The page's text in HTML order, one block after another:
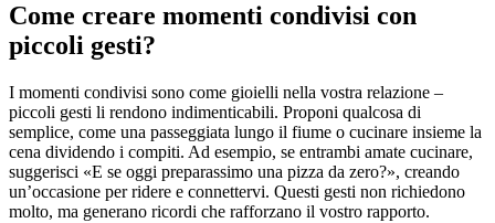
Come creare momenti condivisi con
piccoli gesti?
I momenti condivisi sono come gioielli nella vostra relazione –
piccoli gesti li rendono indimenticabili. Proponi qualcosa di
semplice, come una passeggiata lungo il fiume o cucinare insieme la
cena dividendo i compiti. Ad esempio, se entrambi amate cucinare,
suggerisci «E se oggi preparassimo una pizza da zero?», creando
un’occasione per ridere e connettervi. Questi gesti non richiedono
molto, ma generano ricordi che rafforzano il vostro rapporto.